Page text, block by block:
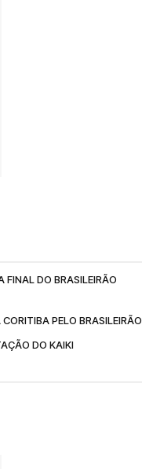
FINAL DO BRASILEIRÃO
PELO BRASILEIRÃO
DO KAIKI